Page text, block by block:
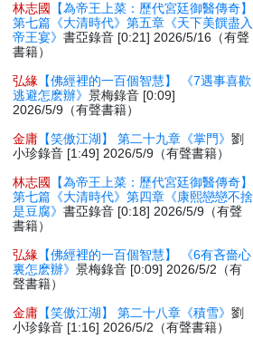
林志國
【為帝王上菜：歷代宮廷御醫傳奇】
第七篇《大清時代》第五章《天下美饌盡入
帝王宴》書亞錄音 [0:21] 2026/5/16（有聲
書籍）
弘緣 【佛經裡的一百個智慧】 《7遇事喜歡
逃避怎麽辦》景梅錄音 [0:09]
2026/5/9（有聲書籍）
金庸 【笑傲江湖】 第二十九章《掌門》劉
小珍錄音 [1:49] 2026/5/9（有聲書籍）
林志國
【為帝王上菜：歷代宮廷御醫傳奇】
第七篇《大清時代》第四章《康熙戀戀不捨
是豆腐》書亞錄音 [0:18] 2026/5/9（有聲
書籍）
弘緣 【佛經裡的一百個智慧】 《6有吝嗇心
裏怎麽辦》景梅錄音 [0:09] 2026/5/2（有
聲書籍）
金庸 【笑傲江湖】 第二十八章《積雪》劉
小珍錄音 [1:16] 2026/5/2（有聲書籍）